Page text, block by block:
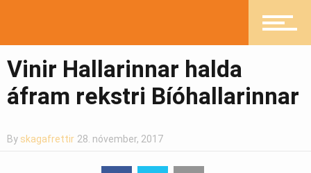
Mannlíf
Vinir Hallarinnar halda
áfram rekstri Bíóhallarinnar
By skagafrettir 28. nóvember, 2017